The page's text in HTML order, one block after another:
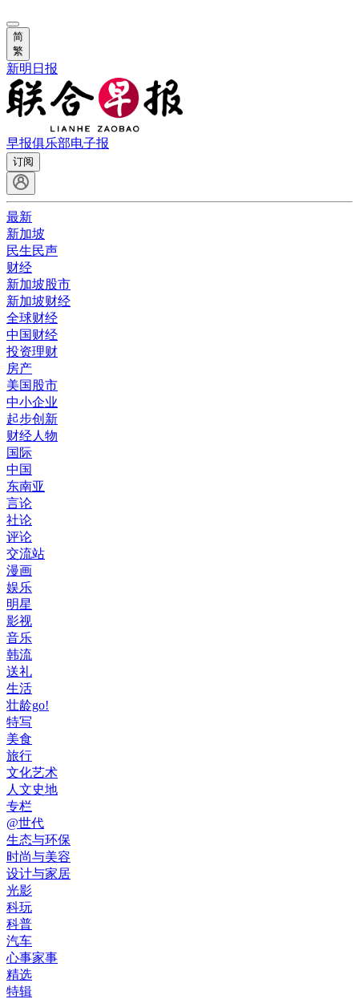
简
繁
新明日报
早报俱乐部电子报
订阅
最新
新加坡
民生民声
财经
新加坡股市
新加坡财经
全球财经
中国财经
投资理财
房产
美国股市
中小企业
起步创新
财经人物
国际
中国
东南亚
言论
社论
评论
交流站
漫画
娱乐
明星
影视
音乐
韩流
送礼
生活
壮龄go!
特写
美食
旅行
文化艺术
人文史地
专栏
@世代
生态与环保
时尚与美容
设计与家居
光影
科玩
科普
汽车
心事家事
精选
特辑